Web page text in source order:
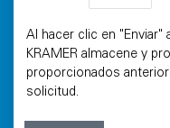
Al hacer clic en "Enviar"
KRAMER almacene y
proporcionados
solicitud.